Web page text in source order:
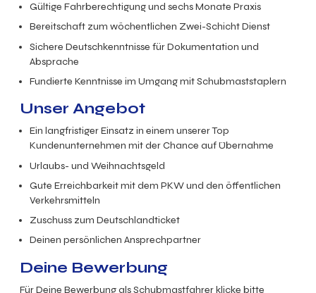
Gültige Fahrberechtigung und sechs Monate Praxis
Bereitschaft zum wöchentlichen Zwei-Schicht Dienst
Sichere Deutschkenntnisse für Dokumentation und
Absprache
Fundierte Kenntnisse im Umgang mit Schubmaststaplern
Unser Angebot
Ein langfristiger Einsatz in einem unserer Top
Kundenunternehmen mit der Chance auf Übernahme
Urlaubs- und Weihnachtsgeld
Gute Erreichbarkeit mit dem PKW und den öffentlichen
Verkehrsmitteln
Zuschuss zum Deutschlandticket
Deinen persönlichen Ansprechpartner
Deine Bewerbung
Für Deine Bewerbung als Schubmastfahrer klicke bitte